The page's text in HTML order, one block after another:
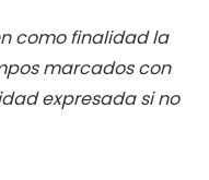
como finalidad la
marcados con
expresada si no